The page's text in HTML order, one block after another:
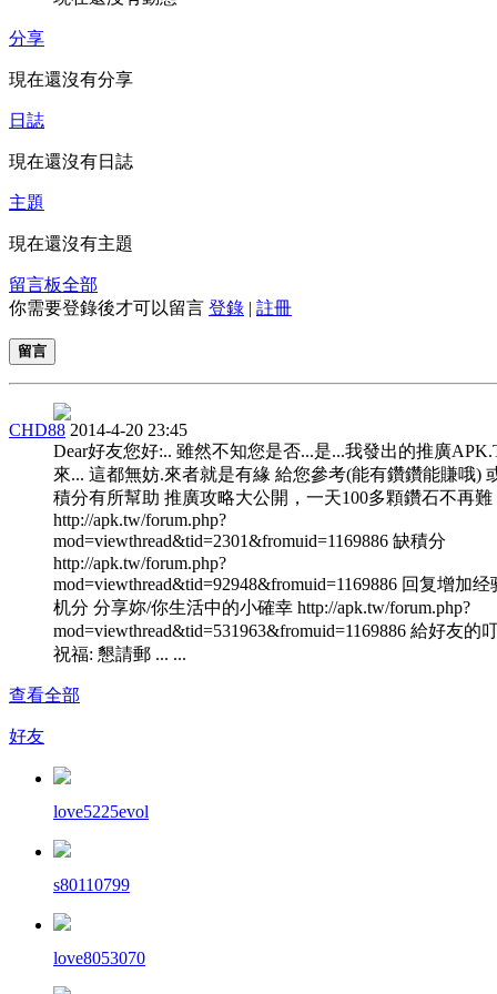
分享
現在還沒有分享
日誌
現在還沒有日誌
主題
現在還沒有主題
留言板全部
你需要登錄後才可以留言 登錄 | 註冊
留言
CHD88 2014-4-20 23:45
Dear好友您好:.. 雖然不知您是否...是...我發出的推廣
來... 這都無妨.來者就是有緣 給您參考(能有鑽鑽能賺哦)
積分有所幫助 推廣攻略大公開，一天100多顆鑽石不再難
http://apk.tw/forum.php?
mod=viewthread&tid=2301&fromuid=1169886 缺積分
http://apk.tw/forum.php?
mod=viewthread&tid=92948&fromuid=1169886 回复增加经
机分 分享妳/你生活中的小確幸 http://apk.tw/forum.php?
mod=viewthread&tid=531963&fromuid=1169886 給好友的
祝福: 懇請郵 ... ...
查看全部
好友
love5225evol
s80110799
love8053070